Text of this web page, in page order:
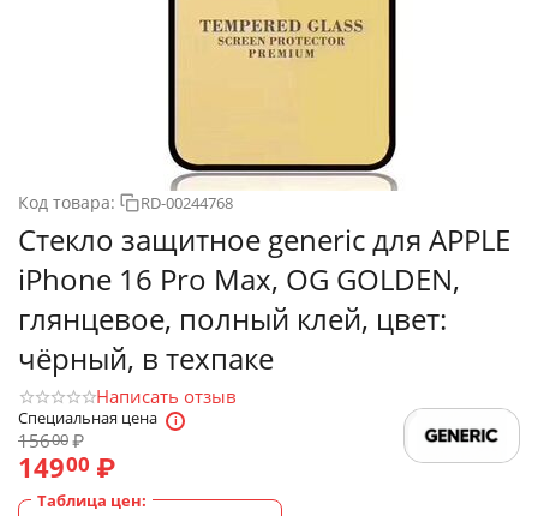
Код товара: RD-00244768
Стекло защитное generic для APPLE
iPhone 16 Pro Max, OG GOLDEN,
глянцевое, полный клей, цвет:
чёрный, в техпаке
Написать отзыв
Специальная цена
15600₽
14900 ₽
Таблица цен: